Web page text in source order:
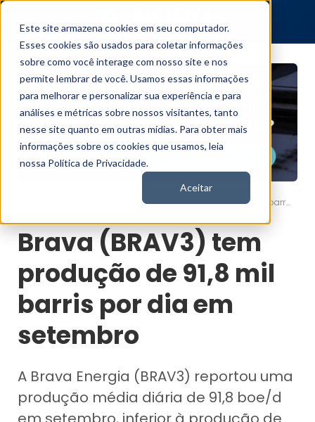
Este site armazena cookies em seu computador.
Esses cookies são usados para coletar informações
sobre como você interage com nosso site e nos
permite lembrar de você. Usamos essas informações
para melhorar e personalizar sua experiência e para
análises e métricas sobre nossos visitantes, tanto
nesse site quanto em outras mídias. Para obter mais
informações sobre os cookies que usamos, leia
nossa Política de Privacidade.
Aceitar
Brava (BRAV3) tem produção de 91,8 mil barris por dia em setembro
Brava (BRAV3) tem
produção de 91,8 mil
barris por dia em
setembro
A Brava Energia (BRAV3) reportou uma
produção média diária de 91,8 boe/d